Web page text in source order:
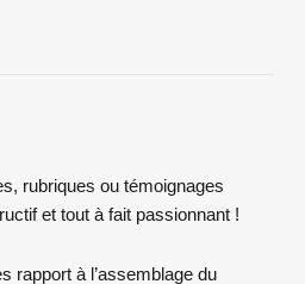
rubriques ou témoignages
et tout à fait passionnant !
rapport à l’assemblage du